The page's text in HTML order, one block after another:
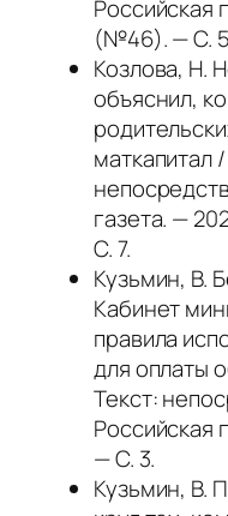
Российская
(№46). — С.
Козлова, Н.
объяснил,
маткапитал
газета. —
С. 7.
Кузьмин, В.
Кабинет
правила
для оплаты
Текст:
Российская
— С. 3.
Кузьмин, В.